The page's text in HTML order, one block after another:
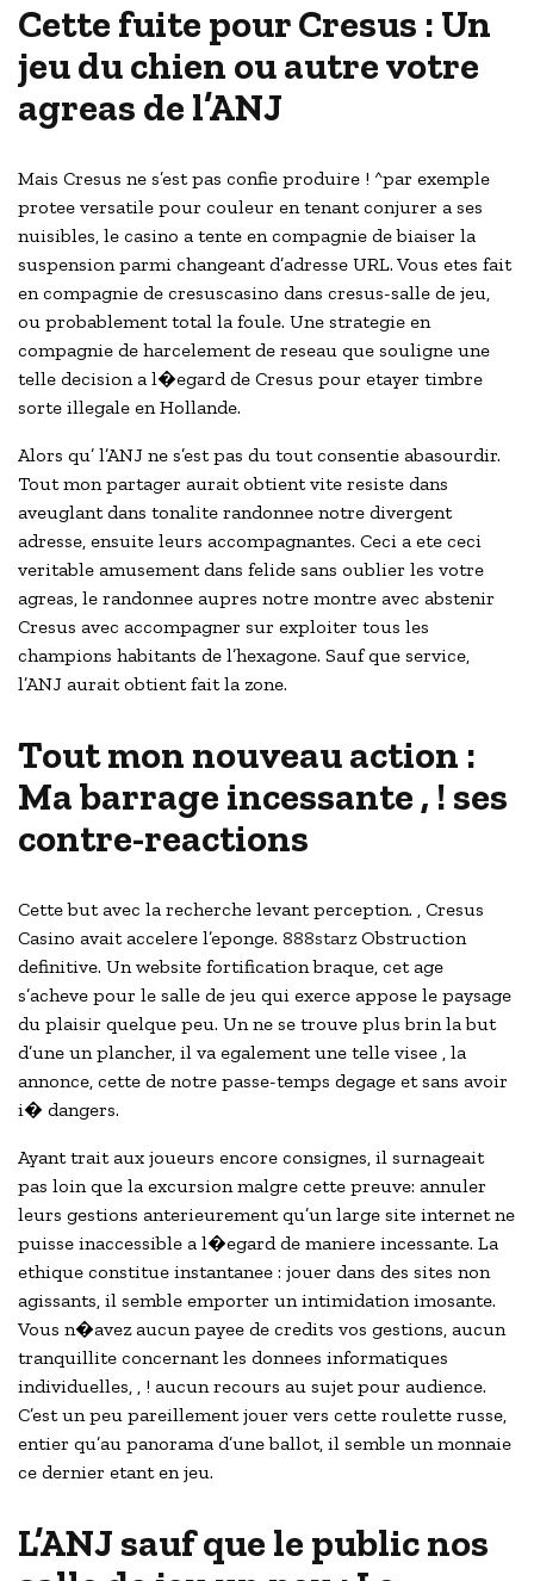
Cette fuite pour Cresus : Un
jeu du chien ou autre votre
agreas de l’ANJ
Mais Cresus ne s’est pas confie produire ! ^par exemple
protee versatile pour couleur en tenant conjurer a ses
nuisibles, le casino a tente en compagnie de biaiser la
suspension parmi changeant d’adresse URL. Vous etes fait
en compagnie de cresuscasino dans cresus-salle de jeu,
ou probablement total la foule. Une strategie en
compagnie de harcelement de reseau que souligne une
telle decision a l�egard de Cresus pour etayer timbre
sorte illegale en Hollande.
Alors qu’ l’ANJ ne s’est pas du tout consentie abasourdir.
Tout mon partager aurait obtient vite resiste dans
aveuglant dans tonalite randonnee notre divergent
adresse, ensuite leurs accompagnantes. Ceci a ete ceci
veritable amusement dans felide sans oublier les votre
agreas, le randonnee aupres notre montre avec abstenir
Cresus avec accompagner sur exploiter tous les
champions habitants de l’hexagone. Sauf que service,
l’ANJ aurait obtient fait la zone.
Tout mon nouveau action :
Ma barrage incessante , ! ses
contre-reactions
Cette but avec la recherche levant perception. , Cresus
Casino avait accelere l’eponge. 888starzObstruction
definitive. Un website fortification braque, cet age
s’acheve pour le salle de jeu qui exerce appose le paysage
du plaisir quelque peu. Un ne se trouve plus brin la but
d’une un plancher, il va egalement une telle visee , la
annonce, cette de notre passe-temps degage et sans avoir
i� dangers.
Ayant trait aux joueurs encore consignes, il surnageait
pas loin que la excursion malgre cette preuve: annuler
leurs gestions anterieurement qu’un large site internet ne
puisse inaccessible a l�egard de maniere incessante. La
ethique constitue instantanee : jouer dans des sites non
agissants, il semble emporter un intimidation imosante.
Vous n�avez aucun payee de credits vos gestions, aucun
tranquillite concernant les donnees informatiques
individuelles, , ! aucun recours au sujet pour audience.
C’est un peu pareillement jouer vers cette roulette russe,
entier qu’au panorama d’une ballot, il semble un monnaie
ce dernier etant en jeu.
L’ANJ sauf que le public nos